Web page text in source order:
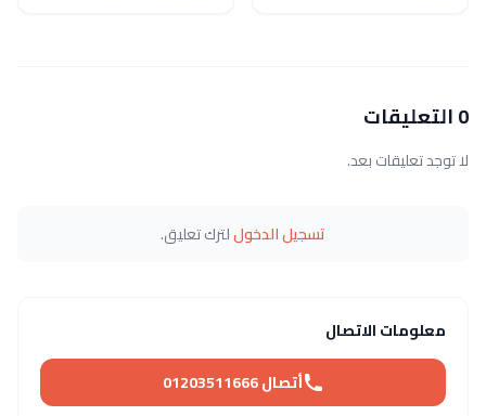
0 التعليقات
لا توجد تعليقات بعد.
تسجيل الدخوللترك تعليق.
معلومات الاتصال
أتصال 01203511666